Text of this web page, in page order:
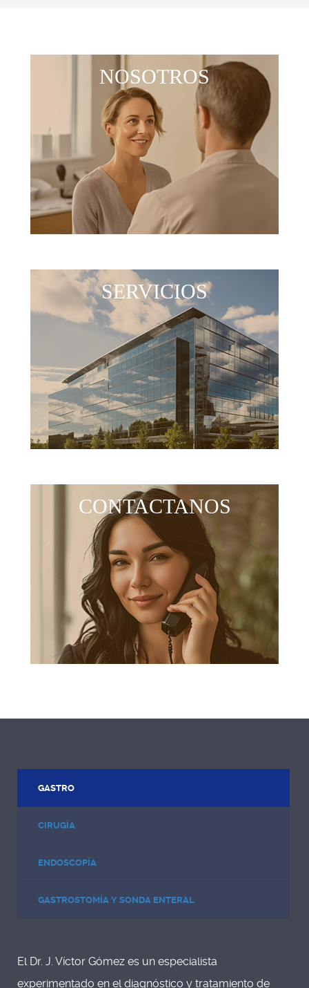
NOSOTROS
SERVICIOS
CONTACTANOS
GASTRO
CIRUGÍA
ENDOSCOPÍA
GASTROSTOMÍA Y SONDA ENTERAL
El Dr. J. Víctor Gómez es un especialista
experimentado en el diagnóstico y tratamiento de